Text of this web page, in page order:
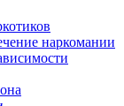
наркомании